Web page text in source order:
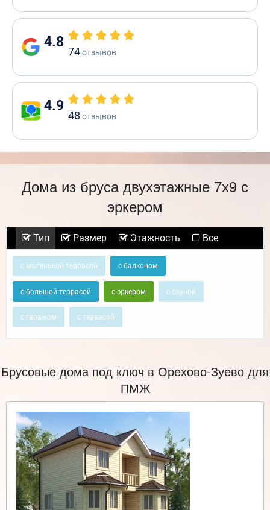
4.8
74отзывов
4.9
48 отзывов
Дома из бруса двухэтажные 7х9 с
эркером
Тип Размер Этажность Все
с маленькой террасой с балконом
с большой террасой с эркером с сауной
с гаражом с террасой
Брусовые дома под ключ в Орехово-Зуево для
ПМЖ